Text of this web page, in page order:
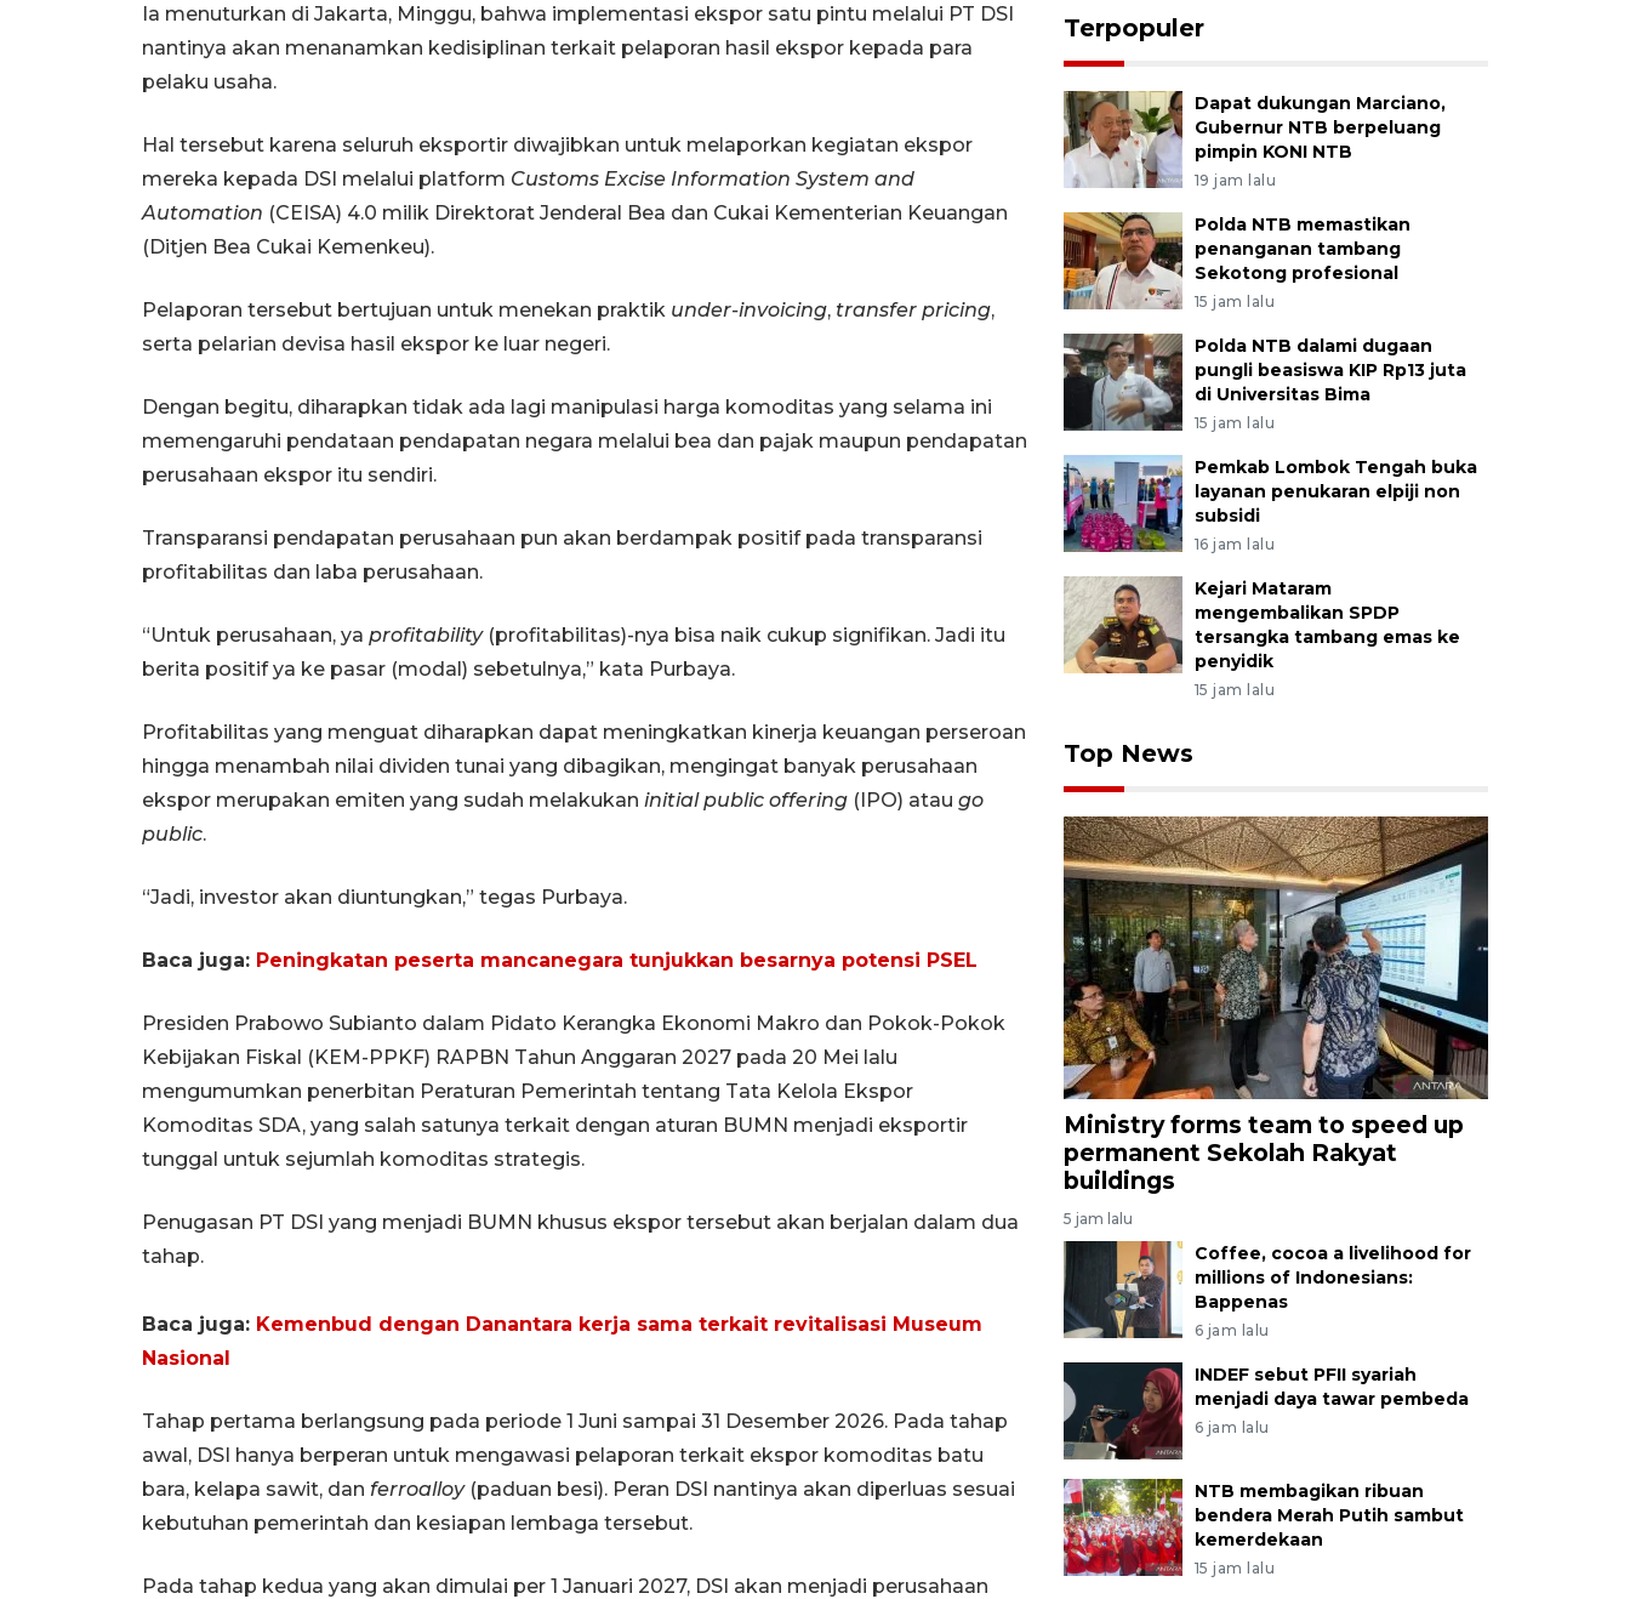
Ia menuturkan di Jakarta, Minggu, bahwa implementasi ekspor satu pintu melalui PT DSI
nantinya akan menanamkan kedisiplinan terkait pelaporan hasil ekspor kepada para
pelaku usaha.
Hal tersebut karena seluruh eksportir diwajibkan untuk melaporkan kegiatan ekspor
mereka kepada DSI melalui platform Customs Excise Information System and
Automation (CEISA) 4.0 milik Direktorat Jenderal Bea dan Cukai Kementerian Keuangan
(Ditjen Bea Cukai Kemenkeu).
Pelaporan tersebut bertujuan untuk menekan praktik under-invoicing, transfer pricing,
serta pelarian devisa hasil ekspor ke luar negeri.
Dengan begitu, diharapkan tidak ada lagi manipulasi harga komoditas yang selama ini
memengaruhi pendataan pendapatan negara melalui bea dan pajak maupun pendapatan
perusahaan ekspor itu sendiri.
Transparansi pendapatan perusahaan pun akan berdampak positif pada transparansi
profitabilitas dan laba perusahaan.
“Untuk perusahaan, ya profitability(profitabilitas)-nya bisa naik cukup signifikan. Jadi itu
berita positif ya ke pasar (modal) sebetulnya,” kata Purbaya.
Profitabilitas yang menguat diharapkan dapat meningkatkan kinerja keuangan perseroan
hingga menambah nilai dividen tunai yang dibagikan, mengingat banyak perusahaan
ekspor merupakan emiten yang sudah melakukan initial public offering (IPO) atau go
public.
“Jadi, investor akan diuntungkan,” tegas Purbaya.
Baca juga: Peningkatan peserta mancanegara tunjukkan besarnya potensi PSEL
Presiden Prabowo Subianto dalam Pidato Kerangka Ekonomi Makro dan Pokok-Pokok
Kebijakan Fiskal (KEM-PPKF) RAPBN Tahun Anggaran 2027 pada 20 Mei lalu
mengumumkan penerbitan Peraturan Pemerintah tentang Tata Kelola Ekspor
Komoditas SDA, yang salah satunya terkait dengan aturan BUMN menjadi eksportir
tunggal untuk sejumlah komoditas strategis.
Penugasan PT DSI yang menjadi BUMN khusus ekspor tersebut akan berjalan dalam dua
tahap.
Baca juga: Kemenbud dengan Danantara kerja sama terkait revitalisasi Museum
Nasional
Tahap pertama berlangsung pada periode 1 Juni sampai 31 Desember 2026. Pada tahap
awal, DSI hanya berperan untuk mengawasi pelaporan terkait ekspor komoditas batu
bara, kelapa sawit, dan ferroalloy(paduan besi). Peran DSI nantinya akan diperluas sesuai
kebutuhan pemerintah dan kesiapan lembaga tersebut.
Pada tahap kedua yang akan dimulai per 1 Januari 2027, DSI akan menjadi perusahaan
Terpopuler
Dapat dukungan Marciano,
Gubernur NTB berpeluang
pimpin KONI NTB
19 jam lalu
Polda NTB memastikan
penanganan tambang
Sekotong profesional
15 jam lalu
Polda NTB dalami dugaan
pungli beasiswa KIP Rp13 juta
di Universitas Bima
15 jam lalu
Pemkab Lombok Tengah buka
layanan penukaran elpiji non
subsidi
16 jam lalu
Kejari Mataram
mengembalikan SPDP
tersangka tambang emas ke
penyidik
15 jam lalu
Top News
Ministry forms team to speed up
permanent Sekolah Rakyat
buildings
5 jam lalu
Coffee, cocoa a livelihood for
millions of Indonesians:
Bappenas
6 jam lalu
INDEF sebut PFII syariah
menjadi daya tawar pembeda
6 jam lalu
NTB membagikan ribuan
bendera Merah Putih sambut
kemerdekaan
15 jam lalu